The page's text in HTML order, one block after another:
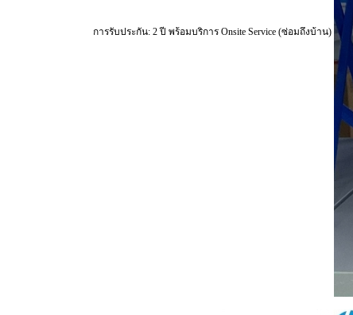
การรับประกัน: 2 ปี พร้อมบริการ Onsite Service (ซ่อมถึงบ้าน)